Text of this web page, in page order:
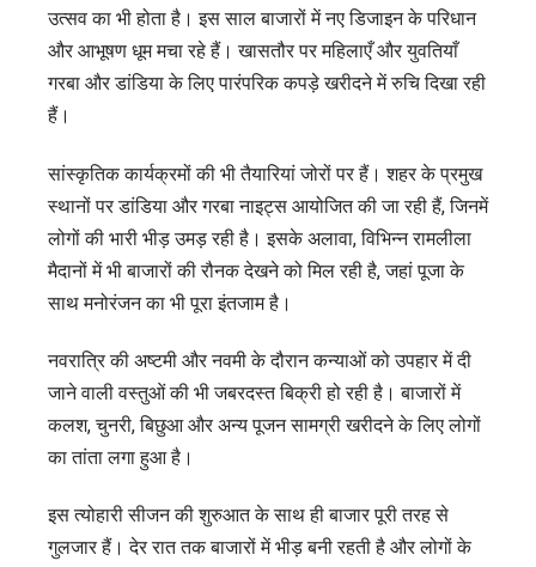
उत्सव का भी होता है। इस साल बाजारों में नए डिजाइन के परिधान
और आभूषण धूम मचा रहे हैं। खासतौर पर महिलाएँ और युवतियाँ
गरबा और डांडिया के लिए पारंपरिक कपड़े खरीदने में रुचि दिखा रही
हैं।
सांस्कृतिक कार्यक्रमों की भी तैयारियां जोरों पर हैं। शहर के प्रमुख
स्थानों पर डांडिया और गरबा नाइट्स आयोजित की जा रही हैं, जिनमें
लोगों की भारी भीड़ उमड़ रही है। इसके अलावा, विभिन्न रामलीला
मैदानों में भी बाजारों की रौनक देखने को मिल रही है, जहां पूजा के
साथ मनोरंजन का भी पूरा इंतजाम है।
नवरात्रि की अष्टमी और नवमी के दौरान कन्याओं को उपहार में दी
जाने वाली वस्तुओं की भी जबरदस्त बिक्री हो रही है। बाजारों में
कलश, चुनरी, बिछुआ और अन्य पूजन सामग्री खरीदने के लिए लोगों
का तांता लगा हुआ है।
इस त्योहारी सीजन की शुरुआत के साथ ही बाजार पूरी तरह से
गुलजार हैं। देर रात तक बाजारों में भीड़ बनी रहती है और लोगों के